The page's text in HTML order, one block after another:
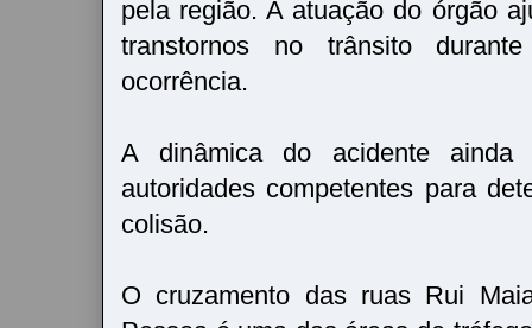
pela região. A atuação do órgão
transtornos no trânsito
ocorrência.
A dinâmica do acidente ainda
autoridades competentes para
colisão.
O cruzamento das ruas Rui